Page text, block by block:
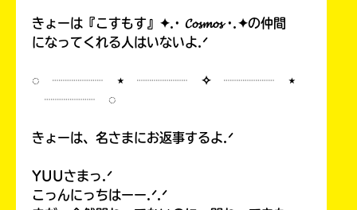
きょーは『こすもす』✦.· 𝓒𝓸𝓼𝓶𝓸𝓼 ·.✦の仲間
になってくれる人はいないよ.ᐟ
◌ ┈┈┈┈ ⋆ ┈┈┈┈ ✧ ┈┈┈┈ ⋆
┈┈┈┈ ◌
きょーは、名さまにお返事するよ.ᐟ
YUUさまっ.ᐟ
こっんにっちはーー.ᐟ.ᐟ